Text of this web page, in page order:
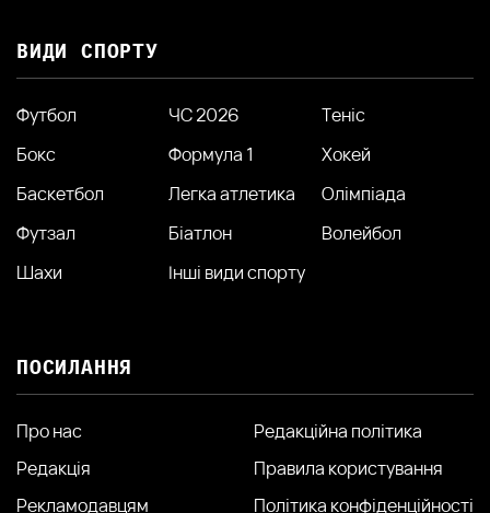
ВИДИ СПОРТУ
Футбол ЧС 2026
Теніс
Бокс
Формула 1
Хокей
Баскетбол
Легка атлетика
Олімпіада
Футзал
Біатлон
Волейбол
Шахи
Інші види спорту
ПОСИЛАННЯ
Про нас
Редакція
Рекламодавцям
Редакційна політика
Правила користування
Політика конфіденційності